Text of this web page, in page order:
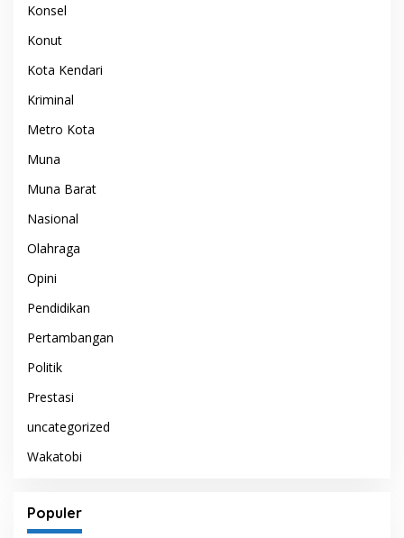
Konsel
Konut
Kota Kendari
Kriminal
Metro Kota
Muna
Muna Barat
Nasional
Olahraga
Opini
Pendidikan
Pertambangan
Politik
Prestasi
uncategorized
Wakatobi
Populer